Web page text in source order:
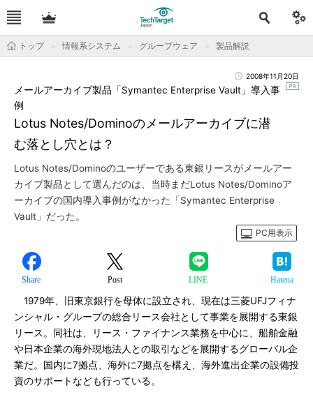
トップ 情報系システム グループウェア 製品解説
2008年11月20日
Lotus Notes/Dominoのメールアーカイブに潜
む落とし穴とは？
メールアーカイブ製品「Symantec Enterprise Vault」導入事
例
Lotus Notes/Dominoのユーザーである東銀リースがメールアー
カイブ製品として選んだのは、当時まだLotus Notes/Dominoア
ーカイブの国内導入事例がなかった「Symantec Enterprise
Vault」だった。
PC用表示
Share Post LINE Hatena
1979年、旧東京銀行を母体に設立され、現在は三菱UFJフィナ
ンシャル・グループの総合リース会社として事業を展開する東銀
リース。同社は、リース・ファイナンス業務を中心に、船舶金融
や日本企業の海外現地法人との取引などを展開するグローバル企
業だ。国内に7拠点、海外に7拠点を構え、海外進出企業の設備投
資のサポートなども行っている。